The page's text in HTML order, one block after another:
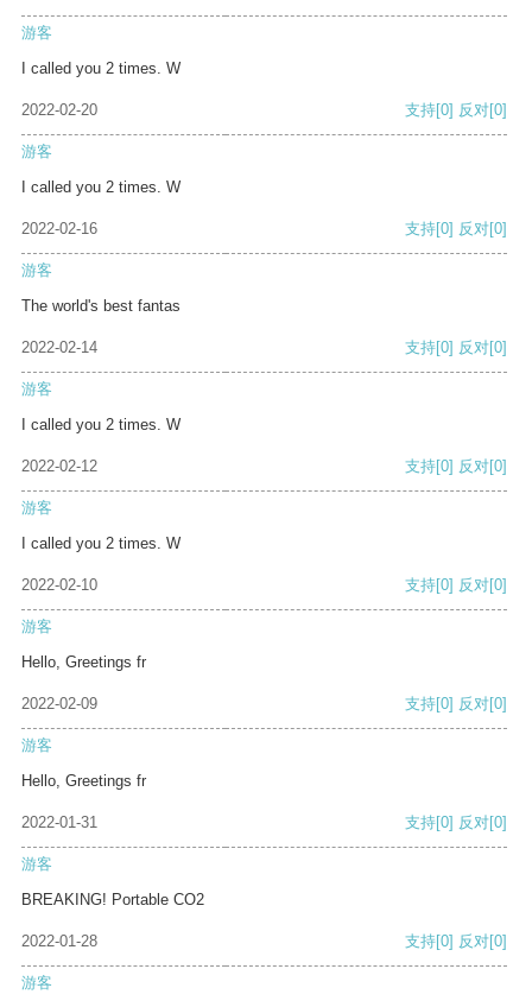
游客
I called you 2 times. W
2022-02-20 支持[0] 反对[0]
游客
I called you 2 times. W
2022-02-16 支持[0] 反对[0]
游客
The world's best fantas
2022-02-14 支持[0] 反对[0]
游客
I called you 2 times. W
2022-02-12 支持[0] 反对[0]
游客
I called you 2 times. W
2022-02-10 支持[0] 反对[0]
游客
Hello, Greetings fr
2022-02-09 支持[0] 反对[0]
游客
Hello, Greetings fr
2022-01-31 支持[0] 反对[0]
游客
BREAKING! Portable CO2
2022-01-28 支持[0] 反对[0]
游客